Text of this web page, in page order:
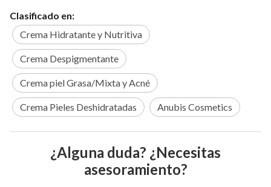
Clasificado en:
Crema Hidratante y Nutritiva
Crema Despigmentante
Crema piel Grasa/Mixta y Acné
Crema Pieles Deshidratadas Anubis Cosmetics
¿Alguna duda? ¿Necesitas
asesoramiento?